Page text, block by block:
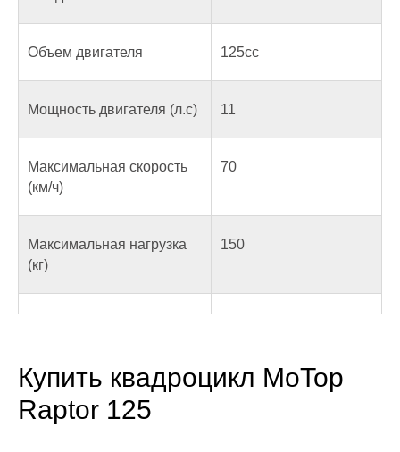
Объем двигателя 125сс
Мощность двигателя (л.с) 11
Максимальная скорость
(км/ч)
70
Максимальная нагрузка
(кг)
150
Охлаждение двигателя
Купить квадроцикл MoTop
Raptor 125